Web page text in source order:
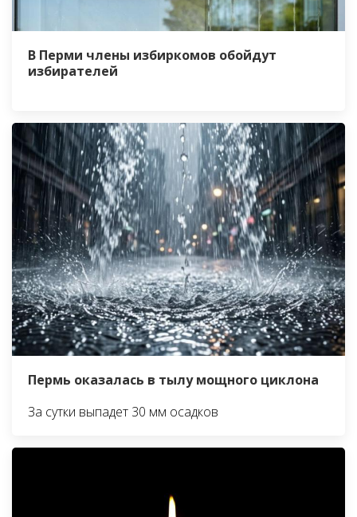
В Перми члены избиркомов обойдут
избирателей
Пермь оказалась в тылу мощного циклона
За сутки выпадет 30 мм осадков